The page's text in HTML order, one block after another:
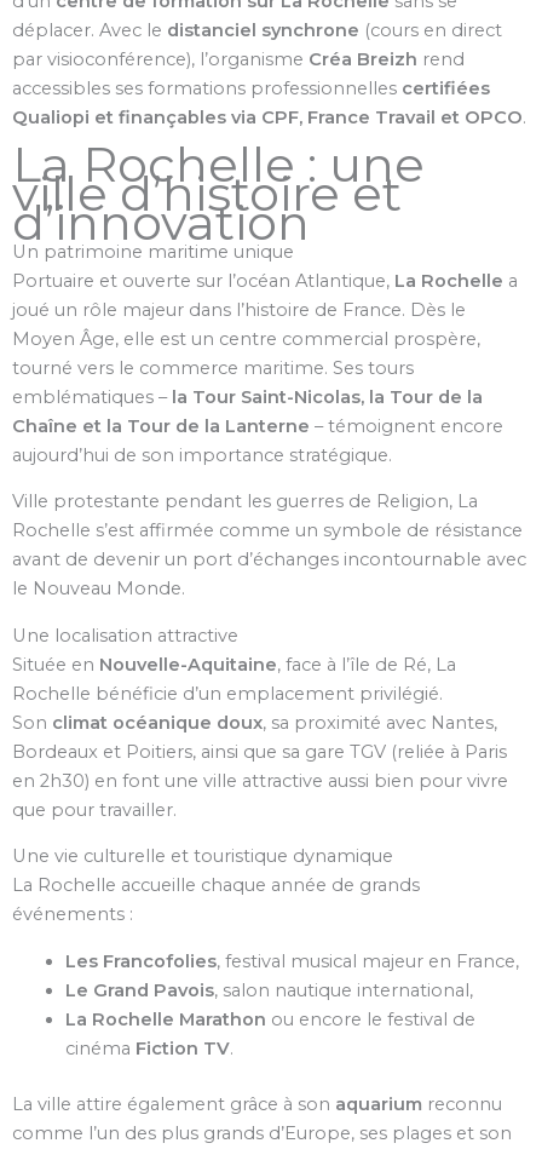
déplacer. Avec le distanciel synchrone (cours en direct
par visioconférence), l’organisme Créa Breizh rend
accessibles ses formations professionnelles certifiées
Qualiopi et finançables via CPF, France Travail et OPCO.
La Rochelle : une
ville d’histoire et
d’innovation
Un patrimoine maritime unique
Portuaire et ouverte sur l’océan Atlantique, La Rochelle a
joué un rôle majeur dans l’histoire de France. Dès le
Moyen Âge, elle est un centre commercial prospère,
tourné vers le commerce maritime. Ses tours
emblématiques – la Tour Saint-Nicolas, la Tour de la
Chaîne et la Tour de la Lanterne – témoignent encore
aujourd’hui de son importance stratégique.
Ville protestante pendant les guerres de Religion, La
Rochelle s’est affirmée comme un symbole de résistance
avant de devenir un port d’échanges incontournable avec
le Nouveau Monde.
Une localisation attractive
Située en Nouvelle-Aquitaine, face à l’île de Ré, La
Rochelle bénéficie d’un emplacement privilégié.
Son climat océanique doux, sa proximité avec Nantes,
Bordeaux et Poitiers, ainsi que sa gare TGV (reliée à Paris
en 2h30) en font une ville attractive aussi bien pour vivre
que pour travailler.
Une vie culturelle et touristique dynamique
La Rochelle accueille chaque année de grands
événements :
Les Francofolies, festival musical majeur en France,
Le Grand Pavois, salon nautique international,
La Rochelle Marathon ou encore le festival de
cinéma Fiction TV.
La ville attire également grâce à son aquarium reconnu
comme l’un des plus grands d’Europe, ses plages et son